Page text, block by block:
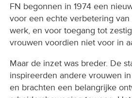
FN begonnen in 1974 een
voor een echte verbetering
werk, en voor toegang tot
vrouwen voordien niet voor in
Maar de inzet was breder. De
inspireerden andere vrouwen
en brachten een belangrijke